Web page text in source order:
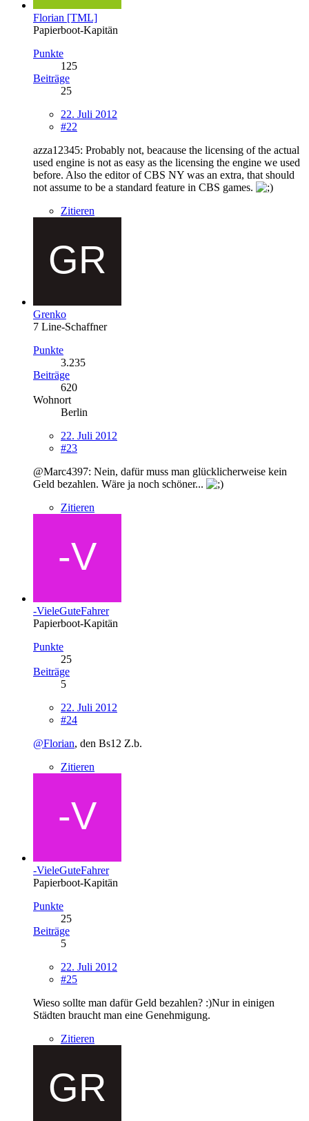
Florian [TML]
Papierboot-Kapitän
Punkte
125
Beiträge
25
22. Juli 2012
#22
azza12345: Probably not, beacause the licensing of the actual
used engine is not as easy as the licensing the engine we used
before. Also the editor of CBS NY was an extra, that should
not assume to be a standard feature in CBS games.
Zitieren
Grenko
7 Line-Schaffner
Punkte
3.235
Beiträge
620
Wohnort
Berlin
22. Juli 2012
#23
@Marc4397: Nein, dafür muss man glücklicherweise kein
Geld bezahlen. Wäre ja noch schöner...
Zitieren
-VieleGuteFahrer
Papierboot-Kapitän
Punkte
25
Beiträge
5
22. Juli 2012
#24
@Florian, den Bs12 Z.b.
Zitieren
-VieleGuteFahrer
Papierboot-Kapitän
Punkte
25
Beiträge
5
22. Juli 2012
#25
Wieso sollte man dafür Geld bezahlen? :)Nur in einigen
Städten braucht man eine Genehmigung.
Zitieren